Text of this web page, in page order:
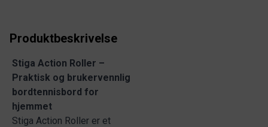
Produktbeskrivelse
Stiga Action Roller –
Praktisk og brukervennlig
bordtennisbord for
hjemmet
Stiga Action Roller er et